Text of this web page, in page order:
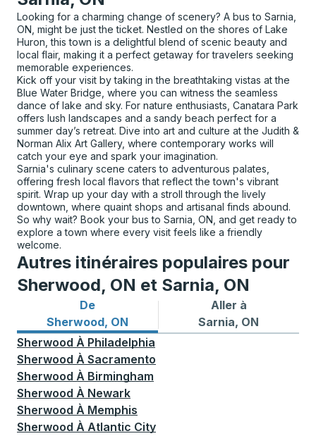
Looking for a charming change of scenery? A bus to Sarnia,
ON, might be just the ticket. Nestled on the shores of Lake
Huron, this town is a delightful blend of scenic beauty and
local flair, making it a perfect getaway for travelers seeking
memorable experiences.
Kick off your visit by taking in the breathtaking vistas at the
Blue Water Bridge, where you can witness the seamless
dance of lake and sky. For nature enthusiasts, Canatara Park
offers lush landscapes and a sandy beach perfect for a
summer day’s retreat. Dive into art and culture at the Judith &
Norman Alix Art Gallery, where contemporary works will
catch your eye and spark your imagination.
Sarnia's culinary scene caters to adventurous palates,
offering fresh local flavors that reflect the town's vibrant
spirit. Wrap up your day with a stroll through the lively
downtown, where quaint shops and artisanal finds abound.
So why wait? Book your bus to Sarnia, ON, and get ready to
explore a town where every visit feels like a friendly
welcome.
Autres itinéraires populaires pour
Sherwood, ON et Sarnia, ON
De
Sherwood, ON
Itinéraires de bus depuis Sherwood, ON
Aller à
Sarnia, ON
Itinéraires de bus vers
Sherwood À Philadelphia
Sherwood À Sacramento
Sherwood À Birmingham
Sherwood À Newark
Sherwood À Memphis
Sherwood À Atlantic City